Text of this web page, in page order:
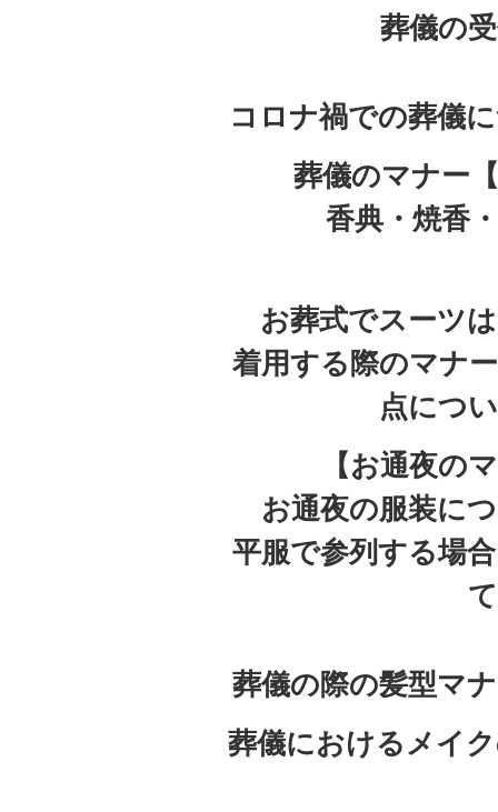
葬儀の
コロナ禍での葬儀
葬儀のマナー
香典・焼香
お葬式でスーツ
着用する際のマナ
点につ
【お通夜の
お通夜の服装に
平服で参列する場
葬儀の際の髪型マ
葬儀におけるメイ